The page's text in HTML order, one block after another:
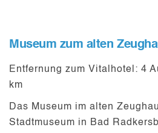
Museum zum alten
Entfernung zum Vitalhotel: 4
km
Das Museum im alten
Stadtmuseum in Bad